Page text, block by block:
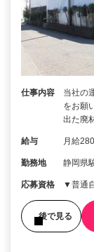
仕事内容
当社の
をお願
出た廃
給与 月給
勤務地 静岡県
応募資格 ▼普通
後で見る